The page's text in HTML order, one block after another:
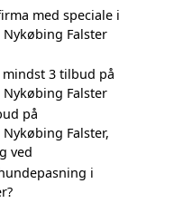
med speciale i
Falster
3 tilbud på
Falster
på
Falster,
ved
i